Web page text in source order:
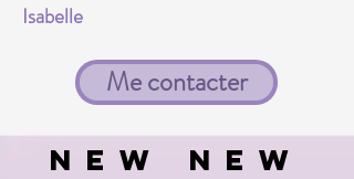
Isabelle
Me contacter
new new